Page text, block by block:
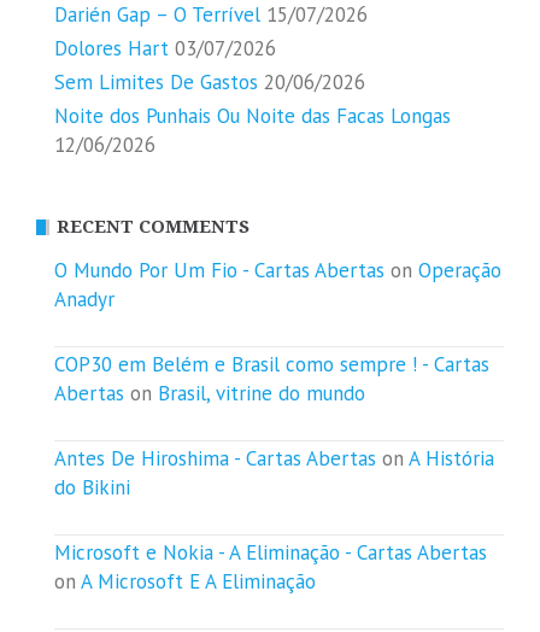
Darién Gap – O Terrível 15/07/2026
Dolores Hart 03/07/2026
Sem Limites De Gastos 20/06/2026
Noite dos Punhais Ou Noite das Facas Longas
12/06/2026
RECENT COMMENTS
O Mundo Por Um Fio - Cartas Abertas on Operação
Anadyr
COP30 em Belém e Brasil como sempre ! - Cartas
Abertas on Brasil, vitrine do mundo
Antes De Hiroshima - Cartas Abertas on A História
do Bikini
Microsoft e Nokia - A Eliminação - Cartas Abertas
on A Microsoft E A Eliminação